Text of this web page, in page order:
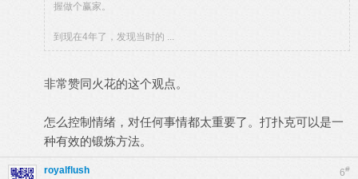
握做个赢家。
到现在4年了，发现当时的 ...
非常赞同火花的这个观点。
怎么控制情绪，对任何事情都太重要了。打扑克可以是一
种有效的锻炼方法。
6#
royalflush